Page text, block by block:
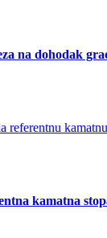
na dohodak
kamatna